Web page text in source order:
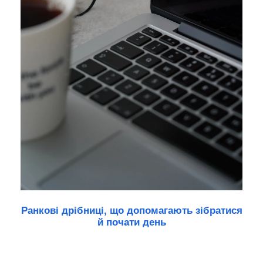
Ранкові дрібниці, що допомагають зібратися
й почати день